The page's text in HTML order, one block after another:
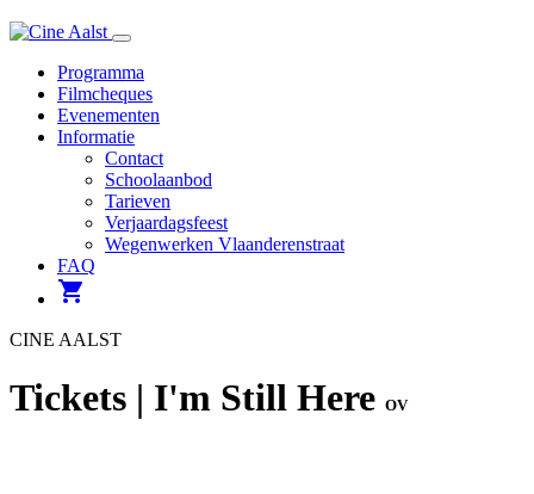
Navigatie
Programma
Filmcheques
Evenementen
Informatie
Contact
Schoolaanbod
Tarieven
Verjaardagsfeest
Wegenwerken Vlaanderenstraat
FAQ
shopping_cart
CINE AALST
Tickets | I'm Still Here OV